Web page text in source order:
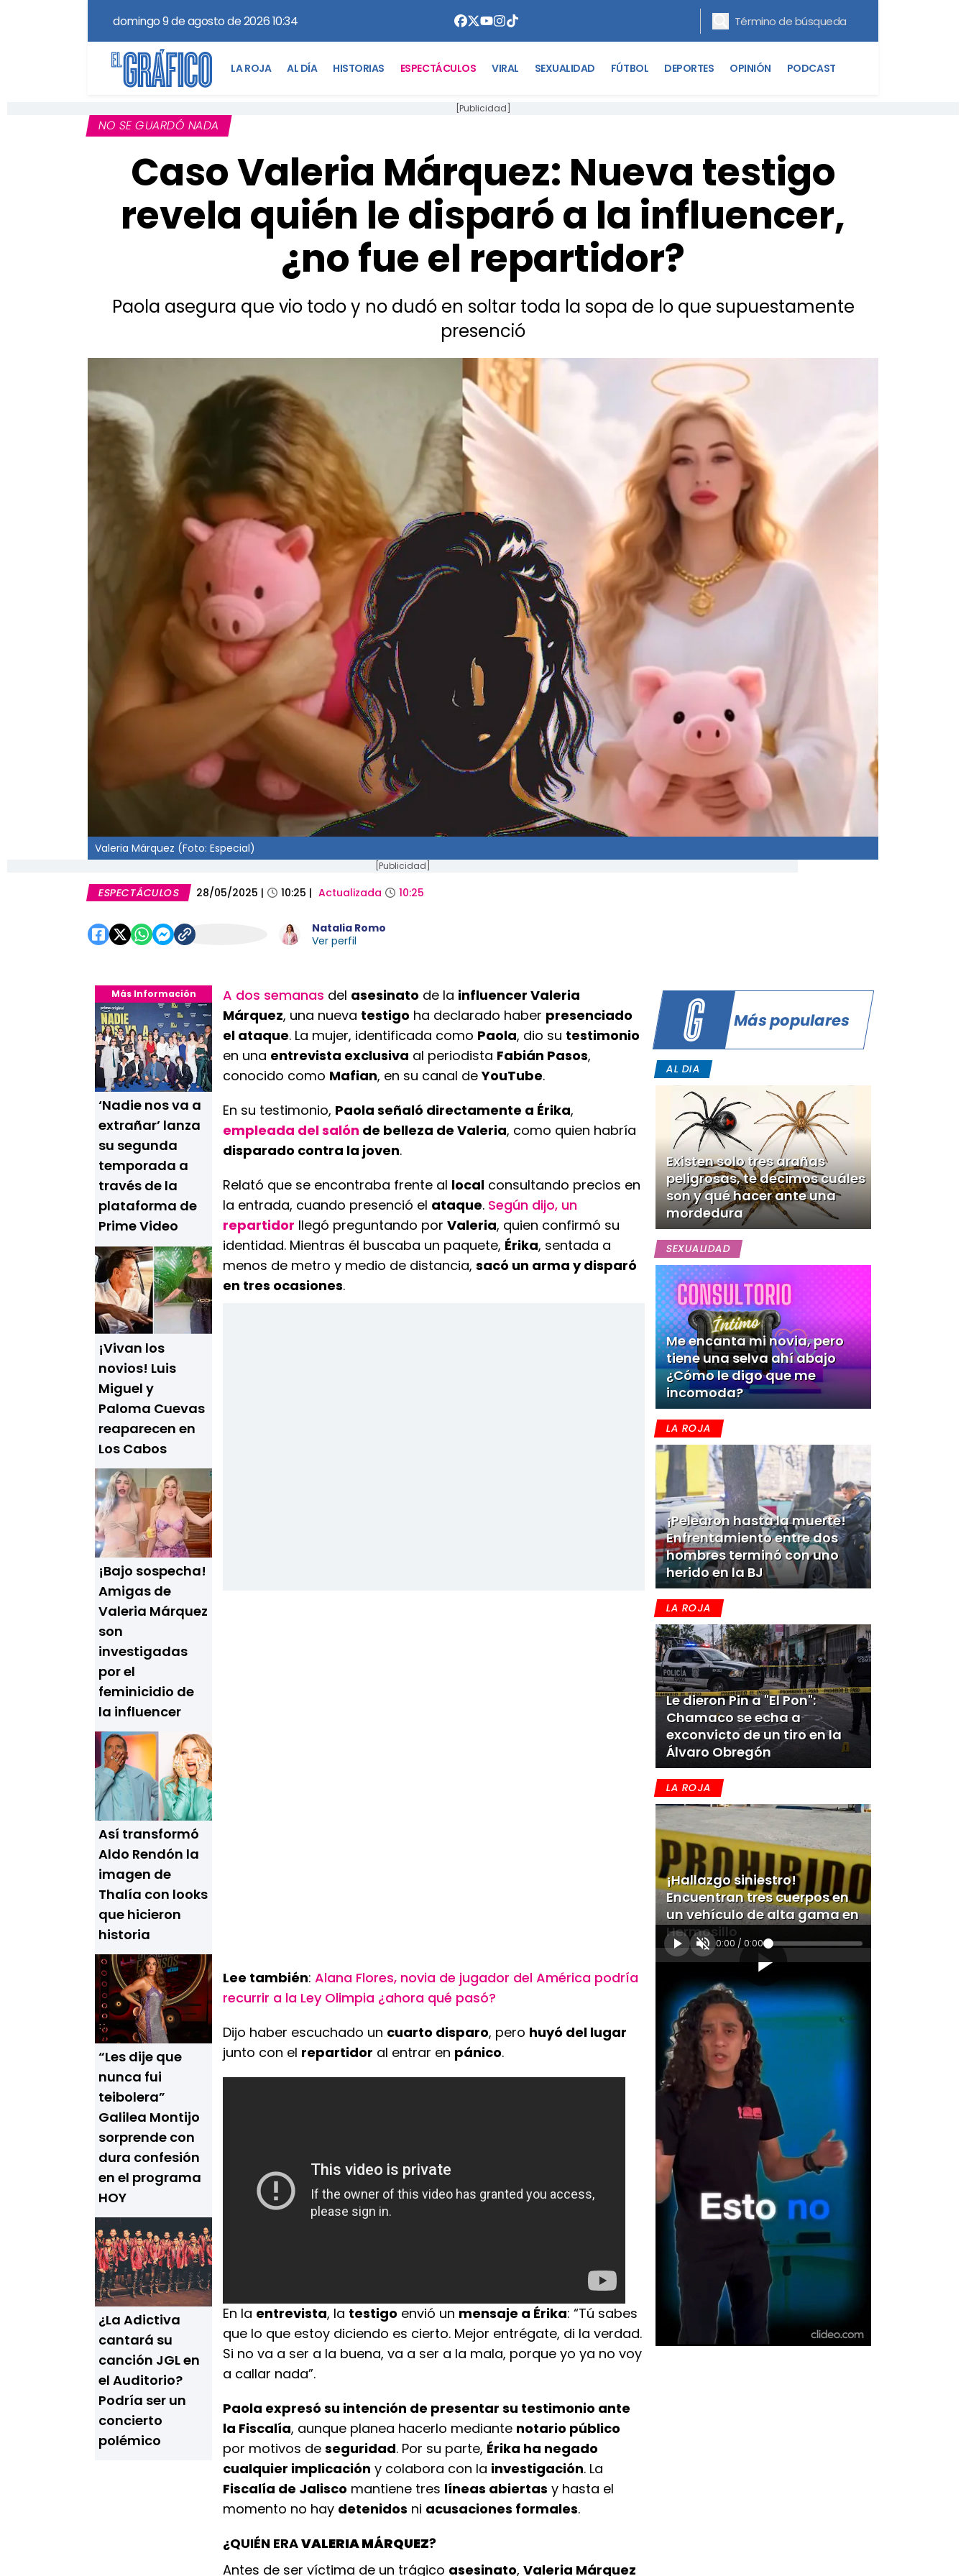
domingo 9 de agosto de 2026 10:34
LA ROJA AL DÍA HISTORIAS ESPECTÁCULOS VIRAL SEXUALIDAD FÚTBOL DEPORTES OPINIÓN PODCAST
[Publicidad]
NO SE GUARDÓ NADA
Caso Valeria Márquez: Nueva testigo
revela quién le disparó a la influencer,
¿no fue el repartidor?
Paola asegura que vio todo y no dudó en soltar toda la sopa de lo que supuestamente
presenció
Valeria Márquez (Foto: Especial)
[Publicidad]
ESPECTÁCULOS 28/05/2025 | 10:25 | Actualizada 10:25
Natalia Romo
Ver perfil
Más Información
‘Nadie nos va a
extrañar’ lanza
su segunda
temporada a
través de la
plataforma de
Prime Video
¡Vivan los
novios! Luis
Miguel y
Paloma Cuevas
reaparecen en
Los Cabos
¡Bajo sospecha!
Amigas de
Valeria Márquez
son
investigadas
por el
feminicidio de
la influencer
Así transformó
Aldo Rendón la
imagen de
Thalía con looks
que hicieron
historia
“Les dije que
nunca fui
teibolera”
Galilea Montijo
sorprende con
dura confesión
en el programa
HOY
¿La Adictiva
cantará su
canción JGL en
el Auditorio?
Podría ser un
concierto
polémico
A dos semanas del asesinato de la influencer Valeria
Márquez, una nueva testigo ha declarado haber presenciado
el ataque. La mujer, identificada como Paola, dio su testimonio
en una entrevista exclusiva al periodista Fabián Pasos,
conocido como Mafian, en su canal deYouTube.
En su testimonio, Paola señaló directamente a Érika,
empleada del salón de belleza de Valeria, como quien habría
disparado contra la joven.
Relató que se encontraba frente al local consultando precios en
la entrada, cuando presenció el ataque. Según dijo, un
repartidor llegó preguntando por Valeria, quien confirmó su
identidad. Mientras él buscaba un paquete, Érika, sentada a
menos de metro y medio de distancia, sacó un arma y disparó
en tres ocasiones.
Lee también: Alana Flores, novia de jugador del América podría
recurrir a la Ley Olimpia ¿ahora qué pasó?
Dijo haber escuchado un cuarto disparo, pero huyó del lugar
junto con el repartidor al entrar en pánico.
En la entrevista, la testigo envió un mensaje a Érika: “Tú sabes
que lo que estoy diciendo es cierto. Mejor entrégate, di la verdad.
Si no va a ser a la buena, va a ser a la mala, porque yo ya no voy
a callar nada”.
Paola expresó su intención de presentar su testimonio ante
la Fiscalía, aunque planea hacerlo mediante notario público
por motivos de seguridad. Por su parte, Érika ha negado
cualquier implicación y colabora con la investigación. La
Fiscalía de Jalisco mantiene tres líneas abiertas y hasta el
momento no hay detenidos ni acusaciones formales.
¿QUIÉN ERAVALERIA MÁRQUEZ?
Antes de ser víctima de un trágico asesinato, Valeria Márquez
Más populares
AL DIA
Existen solo tres arañas
peligrosas, te decimos cuáles
son y qué hacer ante una
mordedura
SEXUALIDAD
Me encanta mi novia, pero
tiene una selva ahí abajo
¿Cómo le digo que me
incomoda?
LA ROJA
¡Pelearon hasta la muerte!
Enfrentamiento entre dos
hombres terminó con uno
herido en la BJ
LA ROJA
Le dieron Pin a "El Pon":
Chamaco se echa a
exconvicto de un tiro en la
Álvaro Obregón
LA ROJA
¡Hallazgo siniestro!
Encuentran tres cuerpos en
un vehículo de alta gama en
Hermosillo
0:00 / 0:00
[Publicidad]